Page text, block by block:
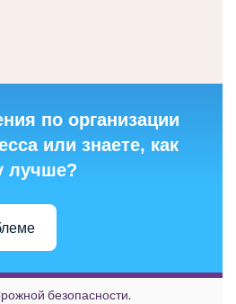
по организации
или знаете, как
лучше?
безопасности.